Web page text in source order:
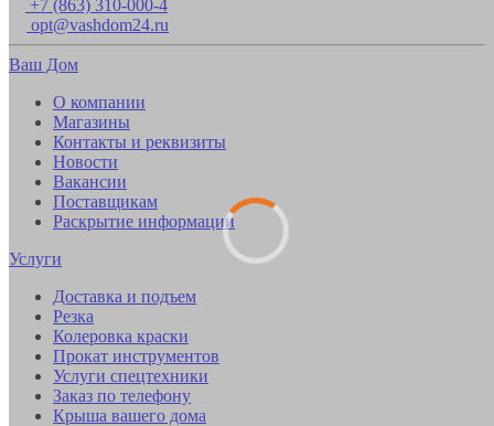
+7 (863) 310-000-4
opt@vashdom24.ru
Ваш Дом
О компании
Магазины
Контакты и реквизиты
Новости
Вакансии
Поставщикам
Раскрытие информации
Услуги
Доставка и подъем
Резка
Колеровка краски
Прокат инструментов
Услуги спецтехники
Заказ по телефону
Крыша вашего дома